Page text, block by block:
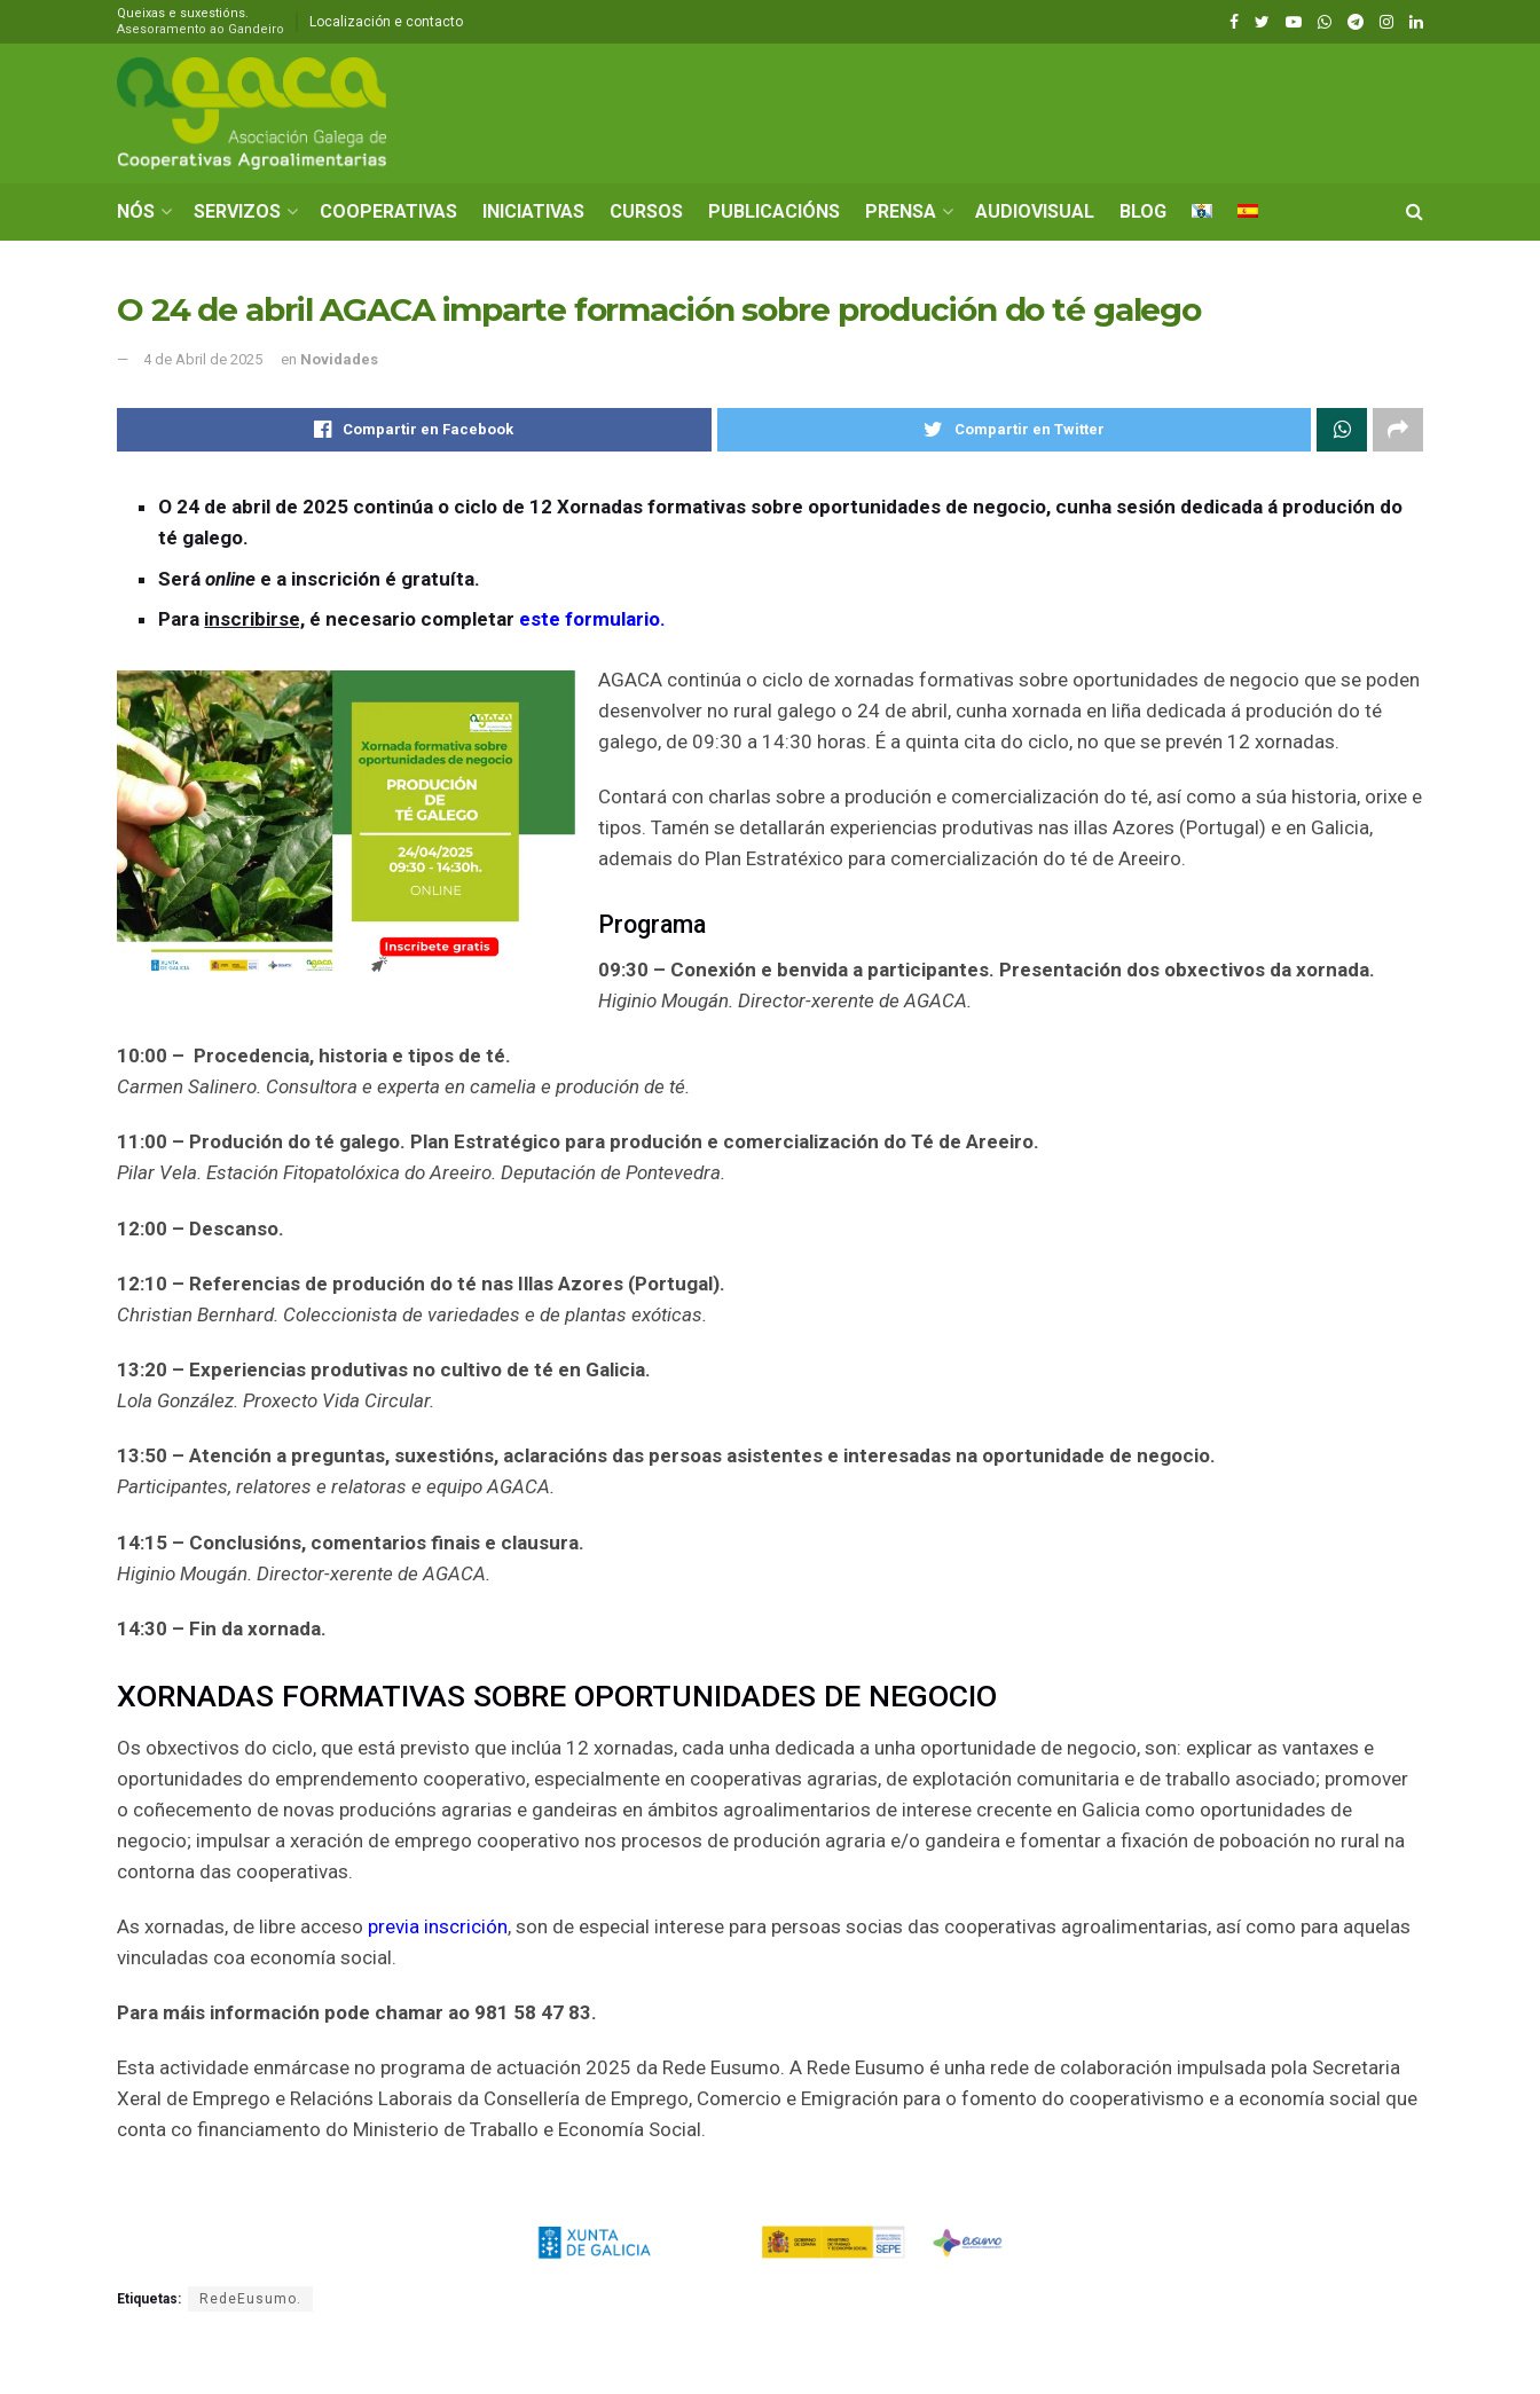
Queixas e suxestións.
Asesoramento ao Gandeiro
Localización e contacto
NÓS SERVIZOS COOPERATIVAS INICIATIVAS CURSOS PUBLICACIÓNS PRENSA AUDIOVISUAL BLOG
O 24 de abril AGACA imparte formación sobre produción do té galego
4 de Abril de 2025 en Novidades
Compartir en Facebook Compartir en Twitter
O 24 de abril de 2025 continúa o ciclo de 12 Xornadas formativas sobre oportunidades de negocio, cunha sesión dedicada á produción do
té galego.
Seráonline e a inscrición é gratuíta.
Para inscribirse, é necesario completar este formulario.
AGACA continúa o ciclo de xornadas formativas sobre oportunidades de negocio que se poden
desenvolver no rural galego o 24 de abril, cunha xornada en liña dedicada á produción do té
galego, de 09:30 a 14:30 horas. É a quinta cita do ciclo, no que se prevén 12 xornadas.
Contará con charlas sobre a produción e comercialización do té, así como a súa historia, orixe e
tipos. Tamén se detallarán experiencias produtivas nas illas Azores (Portugal) e en Galicia,
ademais do Plan Estratéxico para comercialización do té de Areeiro.
Programa
09:30 – Conexión e benvida a participantes. Presentación dos obxectivos da xornada.
Higinio Mougán. Director-xerente de AGACA.
10:00 – Procedencia, historia e tipos de té.
Carmen Salinero. Consultora e experta en camelia e produción de té.
11:00 – Produción do té galego. Plan Estratégico para produción e comercialización do Té de Areeiro.
Pilar Vela. Estación Fitopatolóxica do Areeiro. Deputación de Pontevedra.
12:00 – Descanso.
12:10 – Referencias de produción do té nas Illas Azores (Portugal).
Christian Bernhard. Coleccionista de variedades e de plantas exóticas.
13:20 – Experiencias produtivas no cultivo de té en Galicia.
Lola González. Proxecto Vida Circular.
13:50 – Atención a preguntas, suxestións, aclaracións das persoas asistentes e interesadas na oportunidade de negocio.
Participantes, relatores e relatoras e equipo AGACA.
14:15 – Conclusións, comentarios finais e clausura.
Higinio Mougán. Director-xerente de AGACA.
14:30 – Fin da xornada.
XORNADAS FORMATIVAS SOBRE OPORTUNIDADES DE NEGOCIO
Os obxectivos do ciclo, que está previsto que inclúa 12 xornadas, cada unha dedicada a unha oportunidade de negocio, son: explicar as vantaxes e
oportunidades do emprendemento cooperativo, especialmente en cooperativas agrarias, de explotación comunitaria e de traballo asociado; promover
o coñecemento de novas producións agrarias e gandeiras en ámbitos agroalimentarios de interese crecente en Galicia como oportunidades de
negocio; impulsar a xeración de emprego cooperativo nos procesos de produción agraria e/o gandeira e fomentar a fixación de poboación no rural na
contorna das cooperativas.
As xornadas, de libre acceso previa inscrición, son de especial interese para persoas socias das cooperativas agroalimentarias, así como para aquelas
vinculadas coa economía social.
Para máis información pode chamar ao 981 58 47 83.
Esta actividade enmárcase no programa de actuación 2025 da Rede Eusumo. A Rede Eusumo é unha rede de colaboración impulsada pola Secretaria
Xeral de Emprego e Relacións Laborais da Consellería de Emprego, Comercio e Emigración para o fomento do cooperativismo e a economía social que
conta co financiamento do Ministerio de Traballo e Economía Social.
Etiquetas: RedeEusumo.